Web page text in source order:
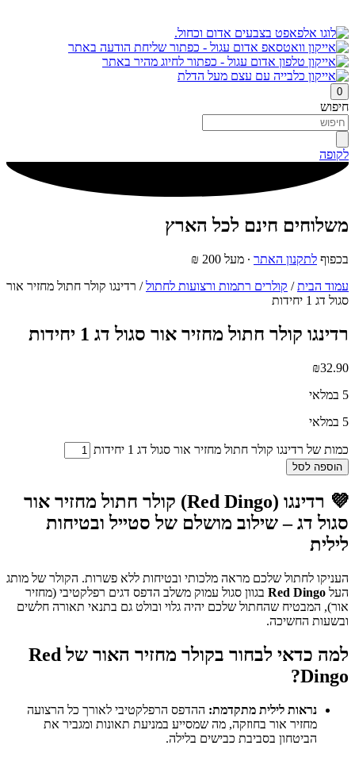
0
חיפוש
לקופה
משלוחים חינם לכל הארץ
בכפוף לתקנון האתר ∙ מעל 200 ₪
עמוד הבית/ קולרים רתמות ורצועות לחתול/ רדינגו קולר חתול מחזיר אור
סגול דג 1 יחידות
רדינגו קולר חתול מחזיר אור סגול דג 1 יחידות
₪32.90
5 במלאי
5 במלאי
כמות של רדינגו קולר חתול מחזיר אור סגול דג 1 יחידות
הוספה לסל
💜 רדינגו (Red Dingo) קולר חתול מחזיר אור
סגול דג – שילוב מושלם של סטייל ובטיחות
לילית
העניקו לחתול שלכם מראה מלכותי ובטיחות ללא פשרות. הקולר של מותג
העל Red Dingo בגוון סגול עמוק משלב הדפס דגים רפלקטיבי (מחזיר
אור), המבטיח שהחתול שלכם יהיה גלוי ובולט גם בתנאי תאורה חלשים
ובשעות החשיכה.
למה כדאי לבחור בקולר מחזיר האור של Red
Dingo?
נראות לילית מתקדמת: ההדפס הרפלקטיבי לאורך כל הרצועה
מחזיר אור בחוזקה, מה שמסייע במניעת תאונות ומגביר את
הביטחון בסביבת כבישים בלילה.